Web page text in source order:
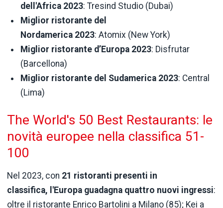
dell'Africa 2023: Tresind Studio (Dubai)
Miglior ristorante del
Nordamerica 2023: Atomix (New York)
Miglior ristorante d’Europa 2023: Disfrutar
(Barcellona)
Miglior ristorante del Sudamerica 2023: Central
(Lima)
The World's 50 Best Restaurants: le
novità europee nella classifica 51-
100
Nel 2023, con 21 ristoranti presenti in
classifica, l'Europa guadagna quattro nuovi ingressi:
oltre il ristorante Enrico Bartolini a Milano (85); Kei a